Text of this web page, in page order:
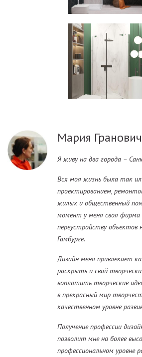
Мария Гранович
Я живу на два города –
Вся моя жизнь была так
проектированием,
жилых и общественный
момент у меня своя фирма
переустройству объектов
Гамбурге.
Дизайн меня привлекает
раскрыть и свой
воплотить творческие
в прекрасный мир
качественном уровне
Получение профессии
позволит мне на более
профессиональном уровне